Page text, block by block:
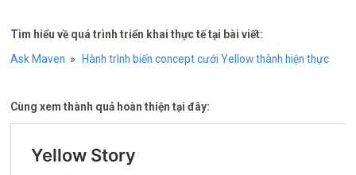
Tìm hiểu về quá trình triển khai thực tế tại bài viết:
Ask Maven » Hành trình biến concept cưới Yellow thành hiện thực
Cùng xem thành quả hoàn thiện tại đây: